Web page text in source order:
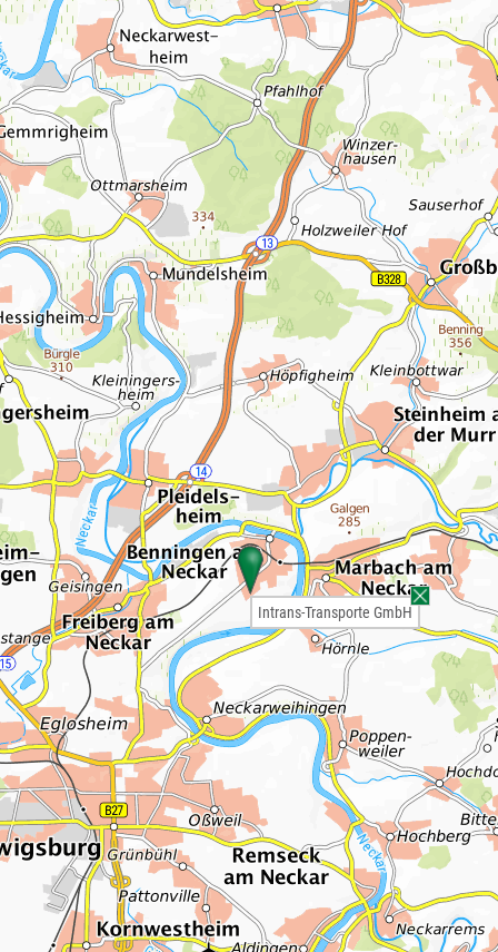
Intrans-Transporte GmbH